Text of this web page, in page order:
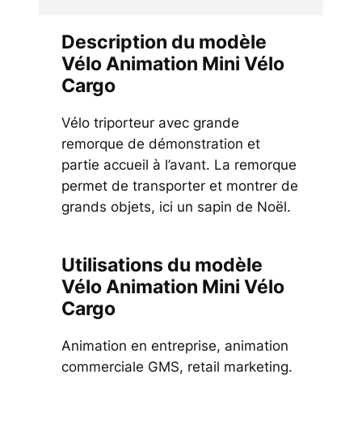
Description du modèle
Vélo Animation Mini Vélo
Cargo
Vélo triporteur avec grande
remorque de démonstration et
partie accueil à l’avant. La remorque
permet de transporter et montrer de
grands objets, ici un sapin de Noël.
Utilisations du modèle
Vélo Animation Mini Vélo
Cargo
Animation en entreprise, animation
commerciale GMS, retail marketing.